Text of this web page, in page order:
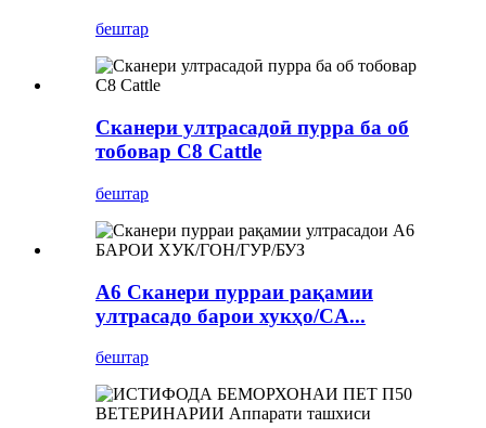
бештар
Сканери ултрасадоӣ пурра ба об
тобовар C8 Cattle
бештар
A6 Сканери пурраи рақамии
ултрасадо барои хукҳо/CA...
бештар